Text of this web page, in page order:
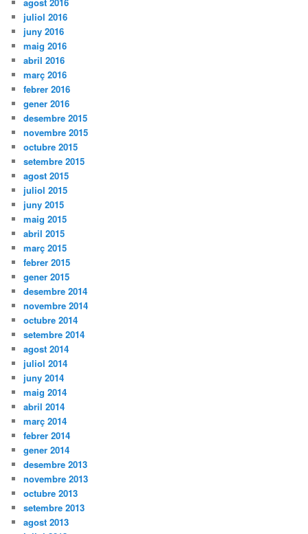
juliol 2016
juny 2016
maig 2016
abril 2016
març 2016
febrer 2016
gener 2016
desembre 2015
novembre 2015
octubre 2015
setembre 2015
agost 2015
juliol 2015
juny 2015
maig 2015
abril 2015
març 2015
febrer 2015
gener 2015
desembre 2014
novembre 2014
octubre 2014
setembre 2014
agost 2014
juliol 2014
juny 2014
maig 2014
abril 2014
març 2014
febrer 2014
gener 2014
desembre 2013
novembre 2013
octubre 2013
setembre 2013
agost 2013